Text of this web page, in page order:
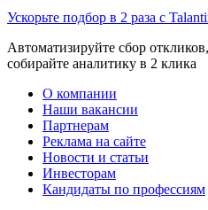
Ускорьте подбор в 2 раза с
Автоматизируйте сбор
собирайте аналитику в 2 клика
О компании
Наши вакансии
Партнерам
Реклама на сайте
Новости и статьи
Инвесторам
Кандидаты по профессиям